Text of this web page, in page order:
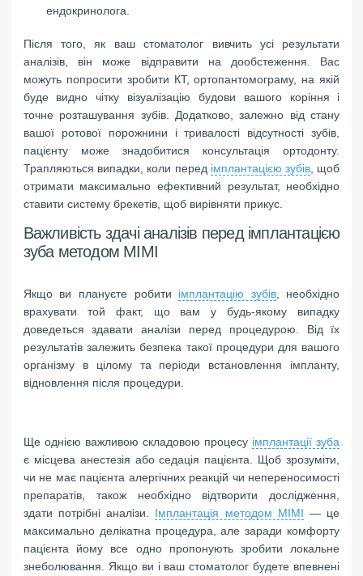
ендокринолога.
Після того, як ваш стоматолог вивчить усі результати
аналізів, він може відправити на дообстеження. Вас
можуть попросити зробити КТ, ортопантомограму, на якій
буде видно чітку візуалізацію будови вашого коріння і
точне розташування зубів. Додатково, залежно від стану
вашої ротової порожнини і тривалості відсутності зубів,
пацієнту може знадобитися консультація ортодонту.
Трапляються випадки, коли перед імплантацією зубів , щоб
отримати максимально ефективний результат, необхідно
ставити систему брекетів, щоб вирівняти прикус.
Важливість здачі аналізів перед імплантацією
зуба методом MIMI
Якщо ви плануєте робити імплантацію зубів, необхідно
врахувати той факт, що вам у будь-якому випадку
доведеться здавати аналізи перед процедурою. Від їх
результатів залежить безпека такої процедури для вашого
організму в цілому та періоди встановлення імпланту,
відновлення після процедури.
Ще однією важливою складовою процесу імплантації зуба
є місцева анестезія або седація пацієнта. Щоб зрозуміти,
чи не має пацієнта алергічних реакцій чи непереносимості
препаратів, також необхідно відтворити дослідження,
здати потрібні аналізи. Імплантація методом MIMI — це
максимально делікатна процедура, але заради комфорту
пацієнта йому все одно пропонують зробити локальне
знеболювання. Якщо ви і ваш стоматолог будете впевнені